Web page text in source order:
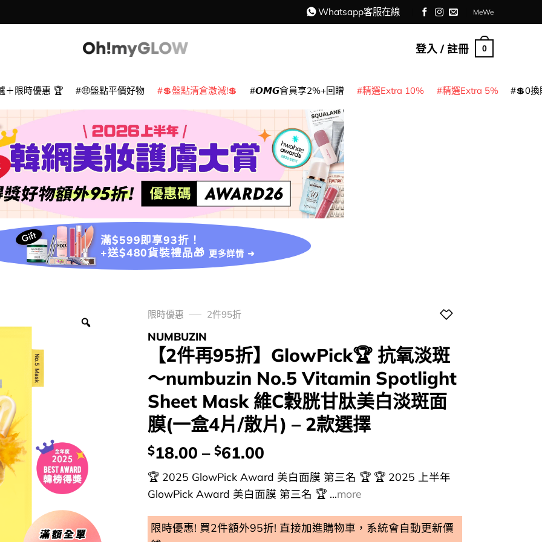
Whatsapp客服在線 MeWe
登入 / 註冊 0
＋限時優惠 🏆 🤑盤點平價好物 💲盤點清倉激減!💲 𝙊𝙈𝙂會員享2%+回贈 精選Extra 10% 精選Extra 5% 💲0換
滿$599即享93折！
+送$480貨裝禮品🎁 更多詳情 ➜
限時優惠 2件95折
NUMBUZIN
【2件再95折】GlowPick🏆 抗氧淡斑
～numbuzin No.5 Vitamin Spotlight
Sheet Mask 維C穀胱甘肽美白淡斑面
膜(一盒4片/散片) – 2款選擇
價
錢：
$18.00 – $61.00
🏆 2025 GlowPick Award 美白面膜 第三名 🏆 🏆 2025 上半年
GlowPick Award 美白面膜 第三名 🏆 ...more
限時優惠! 買2件額外95折! 直接加進購物車，系統會自動更新價